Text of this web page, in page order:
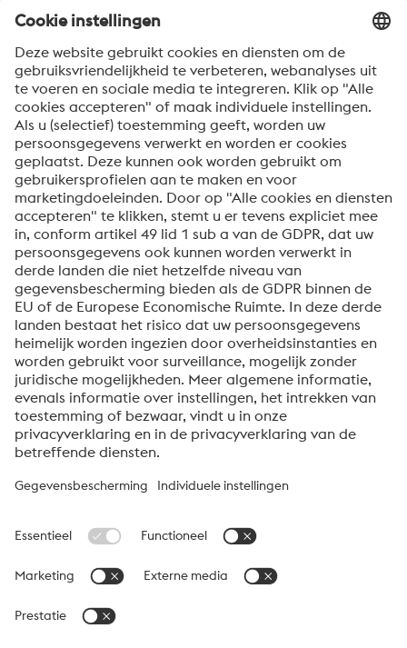
Land *
Bericht *
Om informatie over onze producten en diensten te
ontvangen, op de hoogte te blijven van onze
evenementen en nog veel meer, accepteert u uw
abonnement op de Uddeholm-nieuwsbrief.
Verzenden
Anti-robotverificatie
Klik om te starten
Friendly Captcha ⇗
Over voestalpine High Performance Metals Benelux
verkooporganisatie voor Nederland, België en Luxemburg van
de High Performance Metals Division van de voestalpine Groep.
productsegmenten en is wereldwijd marktleider in